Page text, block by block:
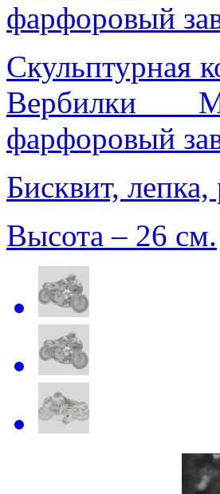
фарфоровый
Скульптурная
Вербилки
фарфоровый
Бисквит,
Высота – 26 см.